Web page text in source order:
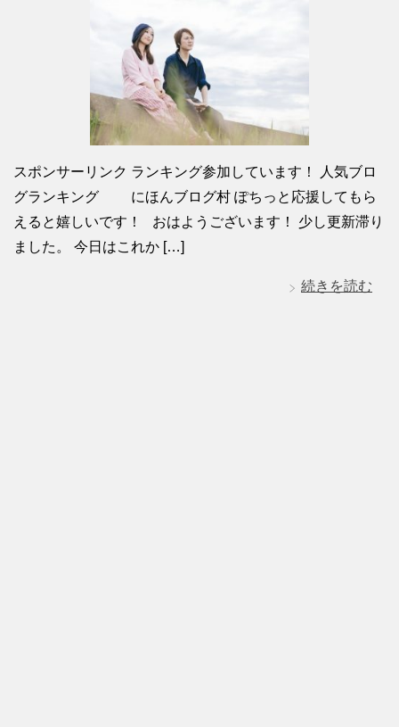
スポンサーリンク ランキング参加しています！ 人気ブロ
グランキング にほんブログ村 ぽちっと応援してもら
えると嬉しいです！ おはようございます！ 少し更新滞り
ました。 今日はこれか […]
続きを読む